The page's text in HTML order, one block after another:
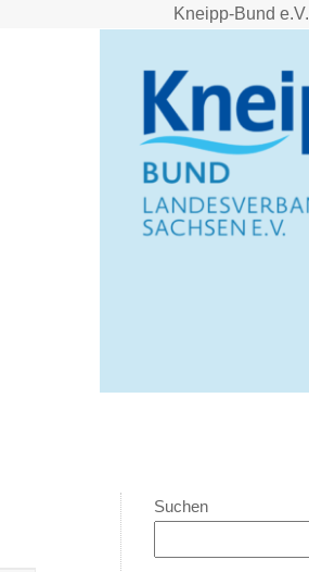
Kneipp-Bund e.V.
Suchen